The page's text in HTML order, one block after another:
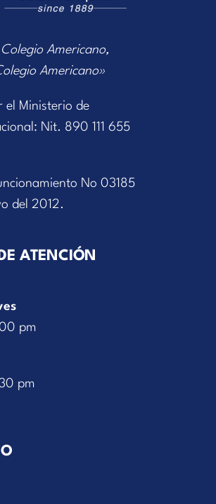
Americano,
Americano»
el Ministerio de
Nit. 890 111 655
No 03185
del 2012.
ATENCIÓN
pm
pm